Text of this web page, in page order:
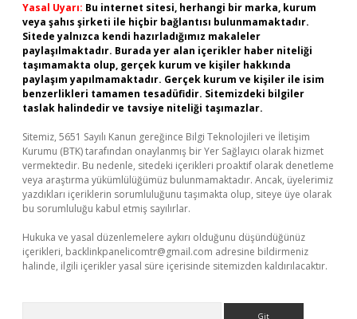
Yasal Uyarı: Bu internet sitesi, herhangi bir marka, kurum
veya şahıs şirketi ile hiçbir bağlantısı bulunmamaktadır.
Sitede yalnızca kendi hazırladığımız makaleler
paylaşılmaktadır. Burada yer alan içerikler haber niteliği
taşımamakta olup, gerçek kurum ve kişiler hakkında
paylaşım yapılmamaktadır. Gerçek kurum ve kişiler ile isim
benzerlikleri tamamen tesadüfidir. Sitemizdeki bilgiler
taslak halindedir ve tavsiye niteliği taşımazlar.
Sitemiz, 5651 Sayılı Kanun gereğince Bilgi Teknolojileri ve İletişim
Kurumu (BTK) tarafından onaylanmış bir Yer Sağlayıcı olarak hizmet
vermektedir. Bu nedenle, sitedeki içerikleri proaktif olarak denetleme
veya araştırma yükümlülüğümüz bulunmamaktadır. Ancak, üyelerimiz
yazdıkları içeriklerin sorumluluğunu taşımakta olup, siteye üye olarak
bu sorumluluğu kabul etmiş sayılırlar.
Hukuka ve yasal düzenlemelere aykırı olduğunu düşündüğünüz
içerikleri, backlinkpanelicomtr@gmail.com adresine bildirmeniz
halinde, ilgili içerikler yasal süre içerisinde sitemizden kaldırılacaktır.